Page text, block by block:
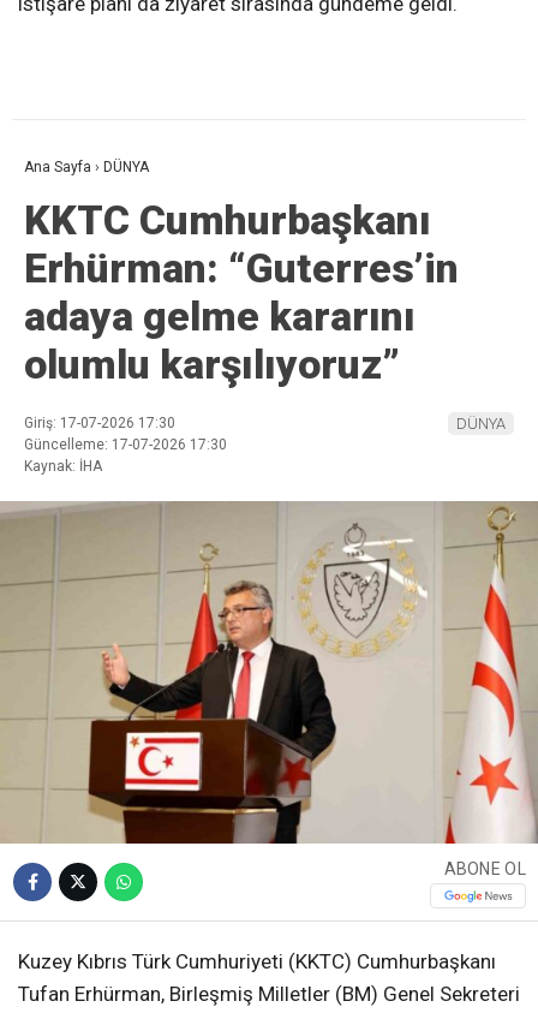
Ana Sayfa › DÜNYA
KKTC Cumhurbaşkanı
Erhürman: “Guterres’in
adaya gelme kararını
olumlu karşılıyoruz”
Giriş: 17-07-2026 17:30
Güncelleme: 17-07-2026 17:30
Kaynak: İHA
DÜNYA
ABONE OL
Kuzey Kıbrıs Türk Cumhuriyeti (KKTC) Cumhurbaşkanı
Tufan Erhürman, Birleşmiş Milletler (BM) Genel Sekreteri